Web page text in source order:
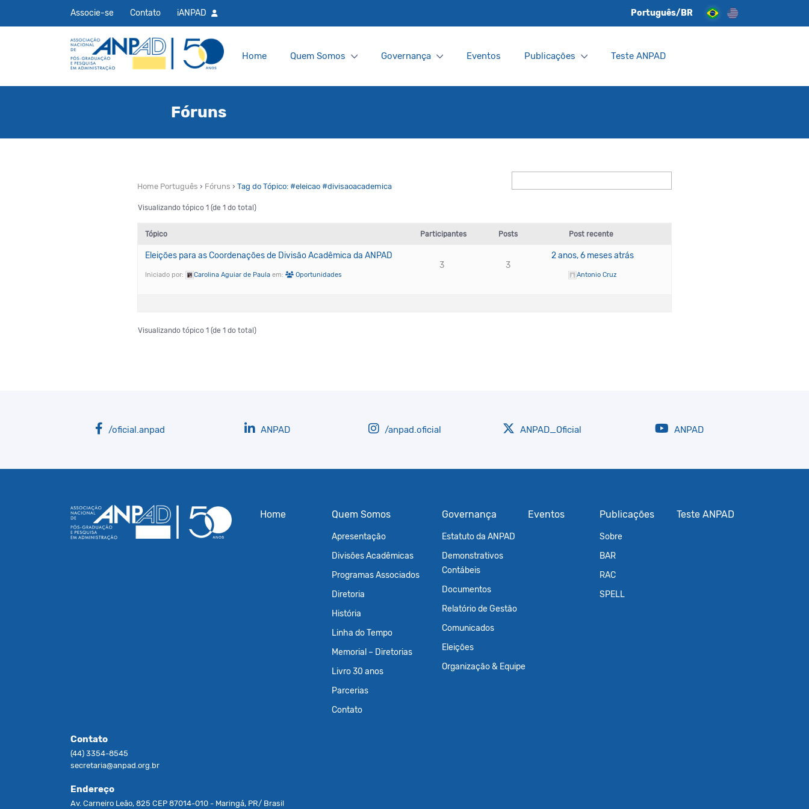
Associe-se Contato iANPAD Português/BR
Home Quem Somos Governança Eventos Publicações Teste ANPAD
Fóruns
Home Português › Fóruns › Tag do Tópico: #eleicao #divisaoacademica
Visualizando tópico 1 (de 1 do total)
Tópico Participantes Posts Post recente
Eleições para as Coordenações de Divisão Acadêmica da ANPAD
Iniciado por: Carolina Aguiar de Paula em: Oportunidades
3 3
2 anos, 6 meses atrás
Antonio Cruz
Visualizando tópico 1 (de 1 do total)
/oficial.anpad ANPAD /anpad.oficial ANPAD_Oficial ANPAD
Home Quem Somos
Apresentação
Divisões Acadêmicas
Programas Associados
Diretoria
História
Linha do Tempo
Memorial – Diretorias
Livro 30 anos
Parcerias
Contato
Governança
Estatuto da ANPAD
Demonstrativos
Contábeis
Documentos
Relatório de Gestão
Comunicados
Eleições
Organização & Equipe
Eventos Publicações
Sobre
BAR
RAC
SPELL
Teste ANPAD
Contato
(44) 3354-8545
secretaria@anpad.org.br
Endereço
Av. Carneiro Leão, 825 CEP 87014-010 - Maringá, PR/ Brasil